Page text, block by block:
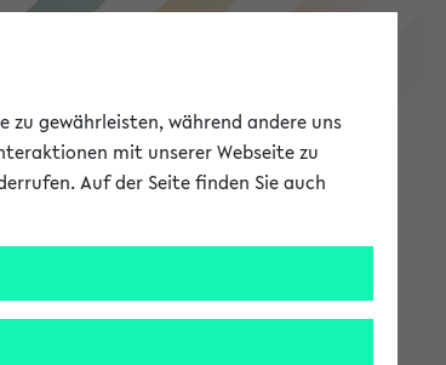
eKVV
steht.
zu gewährleisten, während andere uns
mit unserer Webseite zu
Auf der Seite finden Sie auch